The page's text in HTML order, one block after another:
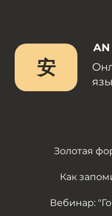
安
AN
Золотая
Как
Вебинар: